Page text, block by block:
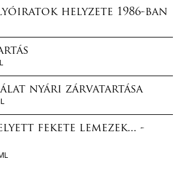
helyzete 1986-ban
nyári zárvatartása
fekete lemezek... -